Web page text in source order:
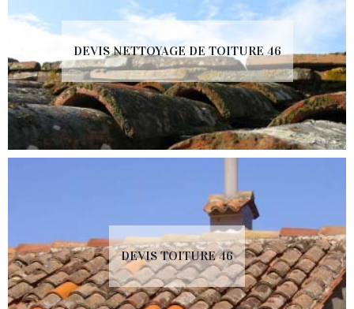
DEVIS NETTOYAGE DE TOITURE 46
DEVIS TOITURE 46